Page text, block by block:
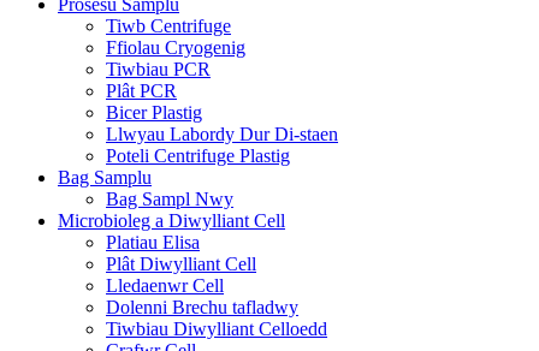
Prosesu Samplu
Tiwb Centrifuge
Ffiolau Cryogenig
Tiwbiau PCR
Plât PCR
Bicer Plastig
Llwyau Labordy Dur Di-staen
Poteli Centrifuge Plastig
Bag Samplu
Bag Sampl Nwy
Microbioleg a Diwylliant Cell
Platiau Elisa
Plât Diwylliant Cell
Lledaenwr Cell
Dolenni Brechu tafladwy
Tiwbiau Diwylliant Celloedd